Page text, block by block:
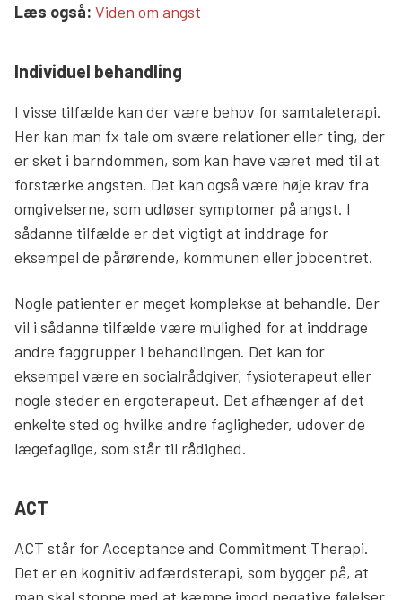
Læs mere links
Læs også: Viden om angst
Individuel behandling
I visse tilfælde kan der være behov for samtaleterapi.
Her kan man fx tale om svære relationer eller ting, der
er sket i barndommen, som kan have været med til at
forstærke angsten. Det kan også være høje krav fra
omgivelserne, som udløser symptomer på angst. I
sådanne tilfælde er det vigtigt at inddrage for
eksempel de pårørende, kommunen eller jobcentret.
Nogle patienter er meget komplekse at behandle. Der
vil i sådanne tilfælde være mulighed for at inddrage
andre faggrupper i behandlingen. Det kan for
eksempel være en socialrådgiver, fysioterapeut eller
nogle steder en ergoterapeut. Det afhænger af det
enkelte sted og hvilke andre fagligheder, udover de
lægefaglige, som står til rådighed.
ACT
ACT står for Acceptance and Commitment Therapi.
Det er en kognitiv adfærdsterapi, som bygger på, at